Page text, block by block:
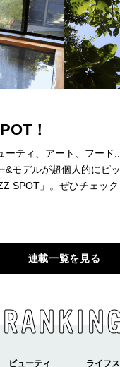
！
ーティ、アート、フード
&モデルが超個人的にピ
SPOT」。ぜひチェッ
連載一覧を見る